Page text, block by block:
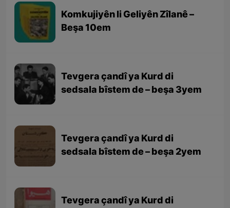
Komkujiyên li Geliyên Zîlanê –
Beşa 10em
Tevgera çandî ya Kurd di
sedsala bîstem de – beşa 3yem
Tevgera çandî ya Kurd di
sedsala bîstem de – beşa 2yem
Tevgera çandî ya Kurd di